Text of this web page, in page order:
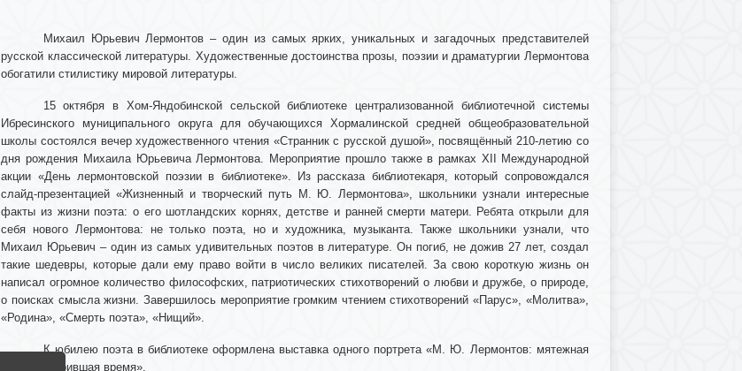
Михаил Юрьевич Лермонтов – один из самых ярких, уникальных и загадочных представителей
русской классической литературы. Художественные достоинства прозы, поэзии и драматургии Лермонтова
обогатили стилистику мировой литературы.
15 октября в Хом-Яндобинской сельской библиотеке централизованной библиотечной системы
Ибресинского муниципального округа для обучающихся Хормалинской средней общеобразовательной
школы состоялся вечер художественного чтения «Странник с русской душой», посвящённый 210-летию со
дня рождения Михаила Юрьевича Лермонтова. Мероприятие прошло также в рамках XII
Международной
акции «День лермонтовской поэзии в библиотеке». Из рассказа библиотекаря, который сопровождался
слайд-презентацией «Жизненный и творческий путь М. Ю. Лермонтова», школьники узнали интересные
факты из жизни поэта: о его шотландских корнях, детстве и ранней смерти матери. Ребята открыли для
себя нового Лермонтова: не только поэта, но и художника, музыканта. Также школьники узнали, что
Михаил Юрьевич – один из самых удивительных поэтов в литературе. Он погиб, не дожив 27 лет, создал
такие шедевры, которые дали ему право войти в число великих писателей. За свою короткую жизнь он
написал огромное количество философских, патриотических стихотворений о любви и дружбе, о природе,
о поисках смысла жизни. Завершилось мероприятие громким чтением стихотворений «Парус», «Молитва»,
«Родина», «Смерть поэта», «Нищий».
К юбилею поэта в библиотеке оформлена выставка одного портрета «М. Ю. Лермонтов: мятежная
душа, покорившая время».